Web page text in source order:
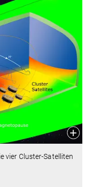
vier Cluster-Satelliten